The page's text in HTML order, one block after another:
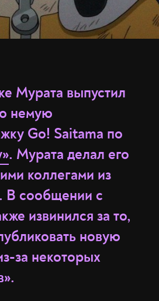
Мурата выпустил
немую
Go! Saitama по
. Мурата делал его
коллегами из
В сообщении с
извинился за то,
новую
за некоторых